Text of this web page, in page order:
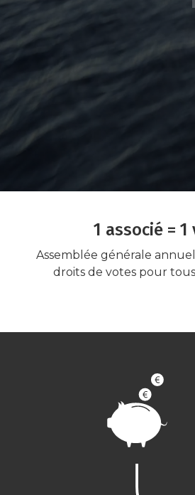
1 associé = 1
Assemblée générale
droits de votes pour tous